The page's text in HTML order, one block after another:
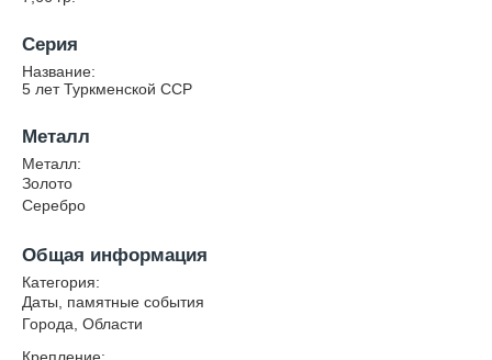
Серия
Название:
5 лет Туркменской ССР
Металл
Металл:
Золото
Серебро
Общая информация
Категория:
Даты, памятные события
Города, Области